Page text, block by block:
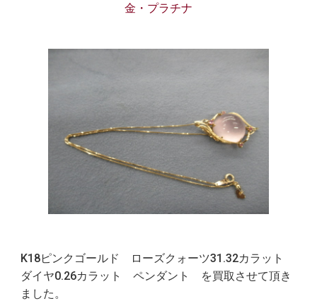
金・プラチナ
K18ピンクゴールド ローズクォーツ31.32カラット
ダイヤ0.26カラット ペンダント を買取させて頂き
ました。